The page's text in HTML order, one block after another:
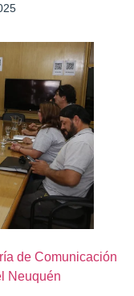
de Comunicación
Neuquén